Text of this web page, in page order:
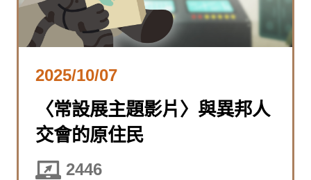
2025/10/07
〈常設展主題影片〉與異邦人
交會的原住民
2446